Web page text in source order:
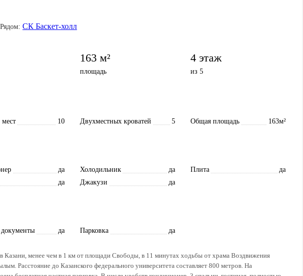
Рядом: СК Баскет-холл
163 м²
площадь
4 этаж
из 5
10 Двухместных кроватей 5 Общая площадь 163м²
да Холодильник да Плита
да
да Джакузи да
да Парковка да
Казани, менее чем в 1 км от площади Свободы, в 11 минутах ходьбы от храма Воздвижения
Расстояние до Казанского федерального университета составляет 800 метров. На